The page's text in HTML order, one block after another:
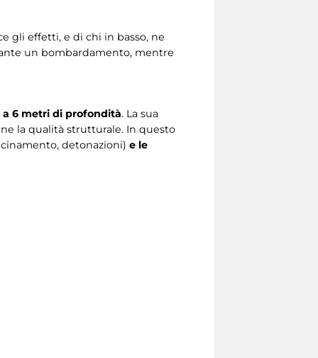
gli effetti, e di chi in basso, ne
un bombardamento, mentre
6 metri di profondità. La sua
la qualità strutturale. In questo
detonazioni) e le